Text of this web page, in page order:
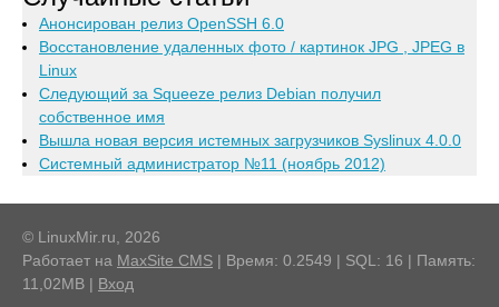
Анонсирован релиз OpenSSH 6.0
Восстановление удаленных фото / картинок JPG , JPEG в
Linux
Следующий за Squeeze релиз Debian получил
собственное имя
Вышла новая версия истемных загрузчиков Syslinux 4.0.0
Системный администратор №11 (ноябрь 2012)
© LinuxMir.ru, 2026
Работает на MaxSite CMS | Время: 0.2549 | SQL: 16 | Память:
11,02MB | Вход